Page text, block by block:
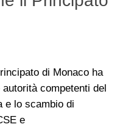
di Monaco ha
autorità competenti del
e lo scambio di
e